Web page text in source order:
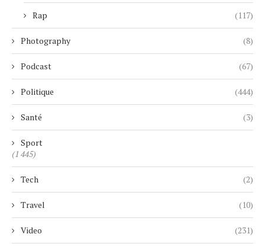
Rap (117)
Photography (8)
Podcast (67)
Politique (444)
Santé (3)
Sport
(1 445)
Tech (2)
Travel (10)
Video (231)